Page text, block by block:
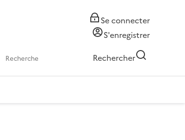
Se connecter
S'enregistrer
Rechercher